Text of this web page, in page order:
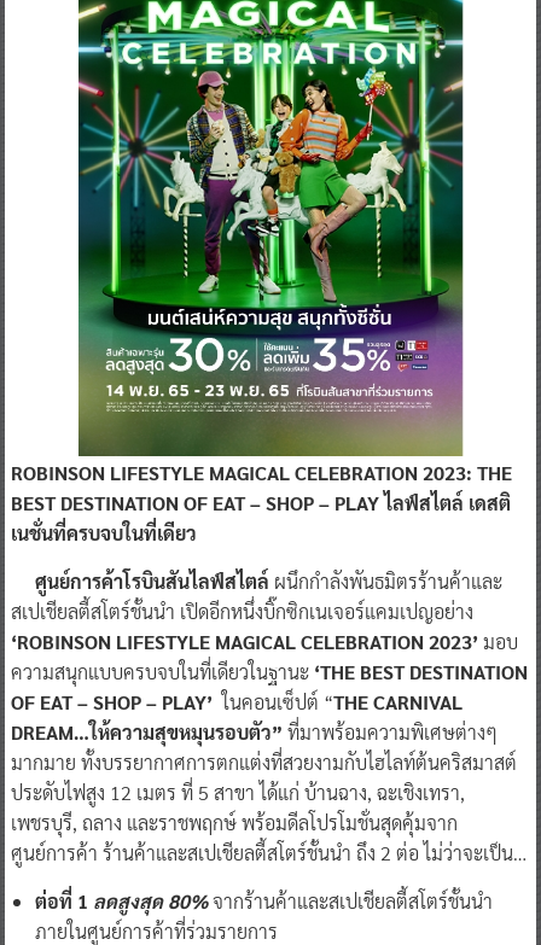
ROBINSON LIFESTYLE MAGICAL CELEBRATION 2023: THE
BEST DESTINATION OF EAT – SHOP – PLAY ไลฟ์สไตล์ เดสติ
เนชั่นที่ครบจบในที่เดียว
ศูนย์การค้าโรบินสันไลฟ์สไตล์ ผนึกกำลังพันธมิตรร้านค้าและ
สเปเชียลตี้สโตร์ชั้นนำ เปิดอีกหนึ่งบิ๊กซิกเนเจอร์แคมเปญอย่าง
‘ROBINSON LIFESTYLE MAGICAL CELEBRATION 2023’ มอบ
ความสนุกแบบครบจบในที่เดียวในฐานะ ‘THE BEST DESTINATION
OF EAT – SHOP – PLAY’ในคอนเซ็ปต์ “THE CARNIVAL
DREAM…ให้ความสุขหมุนรอบตัว” ที่มาพร้อมความพิเศษต่างๆ
มากมาย ทั้งบรรยากาศการตกแต่งที่สวยงามกับไฮไลท์ต้นคริสมาสต์
ประดับไฟสูง 12 เมตร ที่ 5 สาขา ได้แก่ บ้านฉาง, ฉะเชิงเทรา,
เพชรบุรี, ถลาง และราชพฤกษ์ พร้อมดีลโปรโมชั่นสุดคุ้มจาก
ศูนย์การค้า ร้านค้าและสเปเชียลตี้สโตร์ชั้นนำ ถึง 2 ต่อ ไม่ว่าจะเป็น…
ต่อที่ 1 ลดสูงสุด 80%จากร้านค้าและสเปเชียลตี้สโตร์ชั้นนำ
ภายในศูนย์การค้าที่ร่วมรายการ